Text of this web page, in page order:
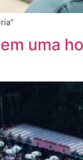
uma